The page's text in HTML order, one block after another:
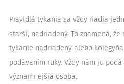
Pravidlá tykania sa vždy riadia
starší, nadriadený. To znamená,
tykanie nadriadený alebo
podávaním ruky. Vždy nám ju
významnejšia osoba.